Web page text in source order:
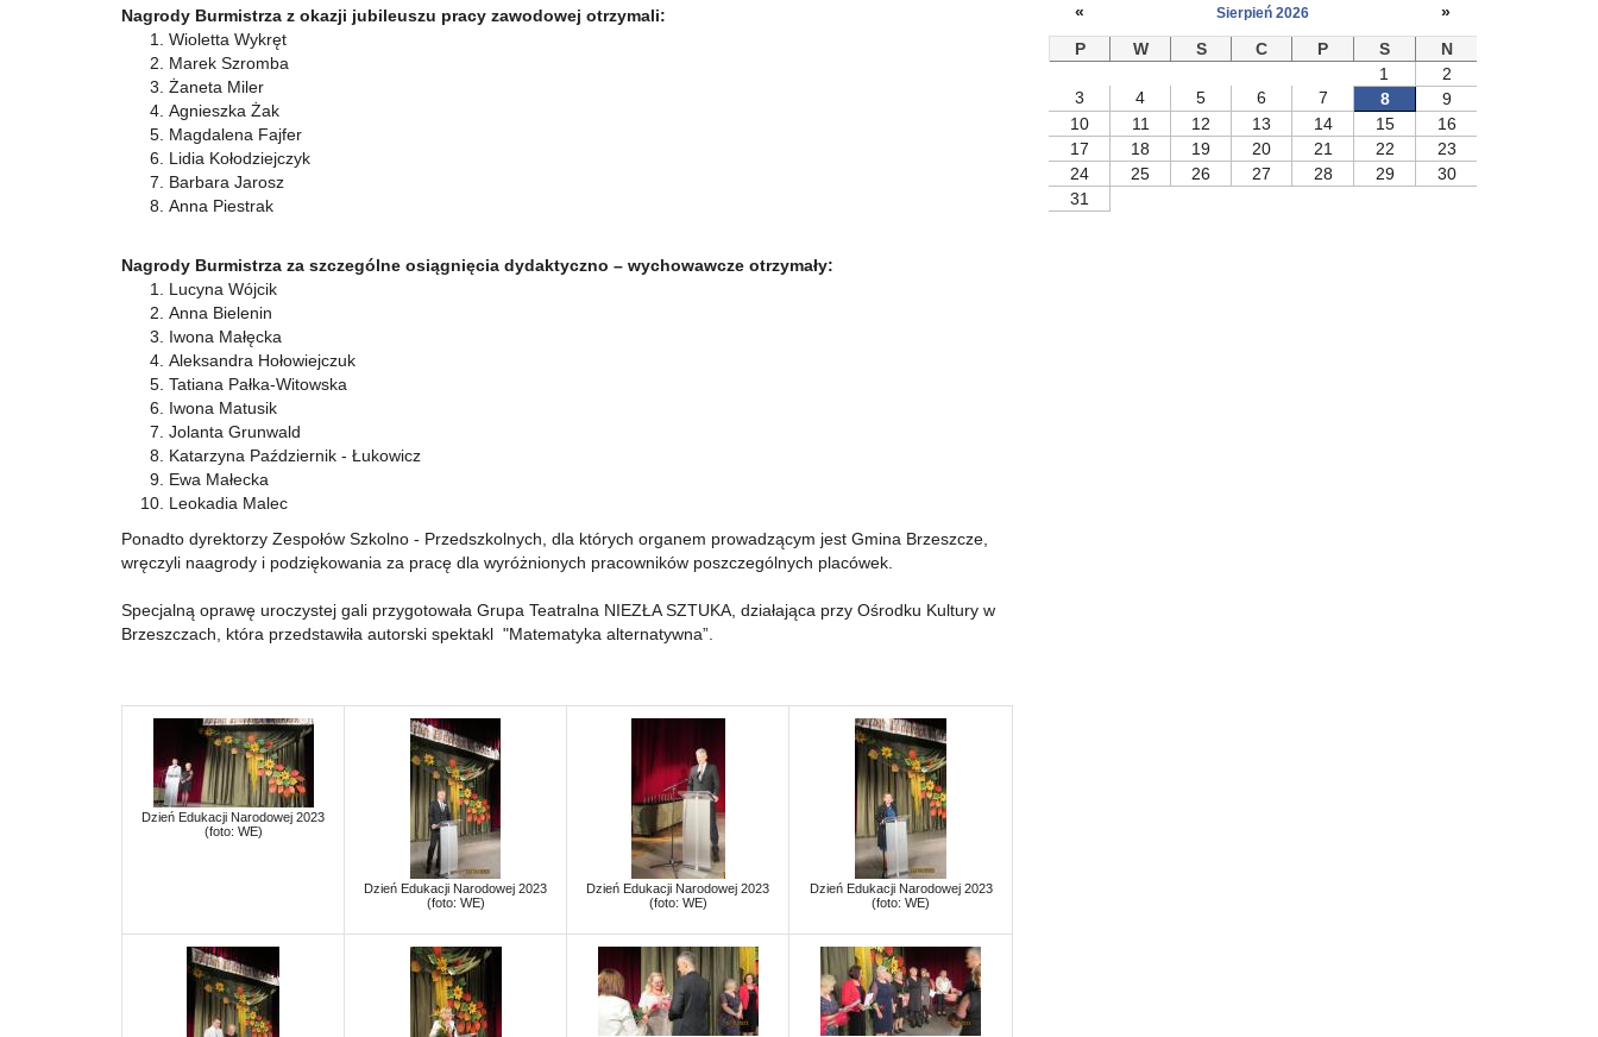
Nagrody Burmistrza z okazji jubileuszu pracy zawodowej otrzymali:
Wioletta Wykręt
Marek Szromba
Żaneta Miler
Agnieszka Żak
Magdalena Fajfer
Lidia Kołodziejczyk
Barbara Jarosz
Anna Piestrak
Nagrody Burmistrza za szczególne osiągnięcia dydaktyczno – wychowawcze otrzymały:
Lucyna Wójcik
Anna Bielenin
Iwona Małęcka
Aleksandra Hołowiejczuk
Tatiana Pałka-Witowska
Iwona Matusik
Jolanta Grunwald
Katarzyna Październik - Łukowicz
Ewa Małecka
Leokadia Malec
Ponadto dyrektorzy Zespołów Szkolno - Przedszkolnych, dla których organem prowadzącym jest Gmina Brzeszcze,
wręczyli naagrody i podziękowania za pracę dla wyróżnionych pracowników poszczególnych placówek.
Specjalną oprawę uroczystej gali przygotowała Grupa Teatralna NIEZŁA SZTUKA, działająca przy Ośrodku Kultury w
Brzeszczach, która przedstawiła autorski spektakl "Matematyka alternatywna”.
Dzień Edukacji Narodowej 2023
(foto: WE)
Dzień Edukacji Narodowej 2023
(foto: WE)
Dzień Edukacji Narodowej 2023
(foto: WE)
Dzień Edukacji Narodowej 2023
(foto: WE)
«
Sierpień 2026
»
P
W S C P S
N
1
2
3
4 5 6 7 8
9
10
11 12 13 14 15
16
17
18 19 20 21 22
23
24
25 26 27 28 29
30
31